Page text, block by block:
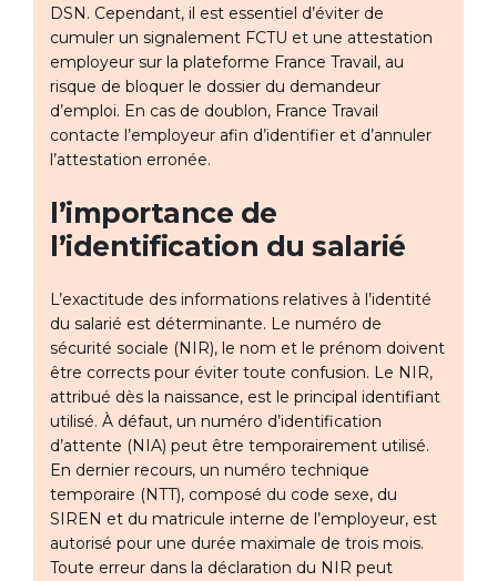
DSN. Cependant, il est essentiel d’éviter de
cumuler un signalement FCTU et une attestation
employeur sur la plateforme France Travail, au
risque de bloquer le dossier du demandeur
d’emploi. En cas de doublon, France Travail
contacte l’employeur afin d’identifier et d’annuler
l’attestation erronée.
l’importance de
l’identification du salarié
L’exactitude des informations relatives à l’identité
du salarié est déterminante. Le numéro de
sécurité sociale (NIR), le nom et le prénom doivent
être corrects pour éviter toute confusion. Le NIR,
attribué dès la naissance, est le principal identifiant
utilisé. À défaut, un numéro d’identification
d’attente (NIA) peut être temporairement utilisé.
En dernier recours, un numéro technique
temporaire (NTT), composé du code sexe, du
SIREN et du matricule interne de l’employeur, est
autorisé pour une durée maximale de trois mois.
Toute erreur dans la déclaration du NIR peut